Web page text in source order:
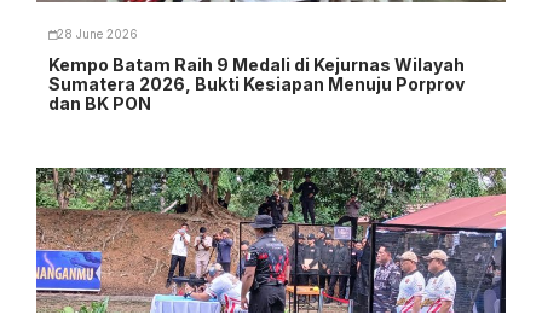
28 June 2026
Kempo Batam Raih 9 Medali di Kejurnas Wilayah
Sumatera 2026, Bukti Kesiapan Menuju Porprov
dan BK PON